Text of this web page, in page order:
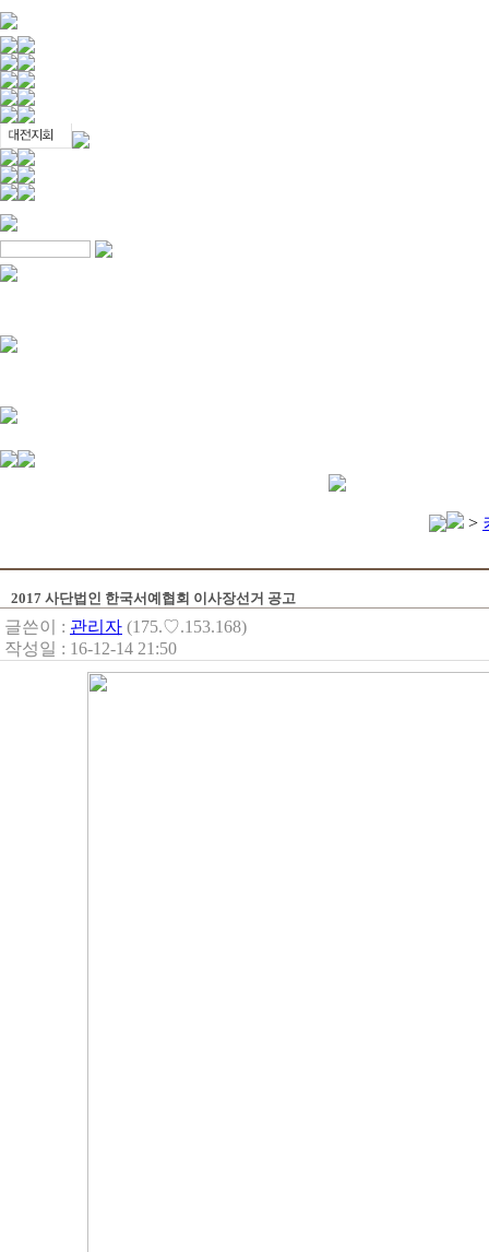
>
2017 사단법인 한국서예협회 이사장선거 공고
글쓴이 : 관리자 (175.♡.153.168)
작성일 : 16-12-14 21:50